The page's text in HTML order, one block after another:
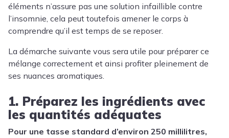
éléments n’assure pas une solution infaillible contre
l’insomnie, cela peut toutefois amener le corps à
comprendre qu’il est temps de se reposer.
La démarche suivante vous sera utile pour préparer ce
mélange correctement et ainsi profiter pleinement de
ses nuances aromatiques.
1. Préparez les ingrédients avec
les quantités adéquates
Pour une tasse standard d’environ 250 millilitres,